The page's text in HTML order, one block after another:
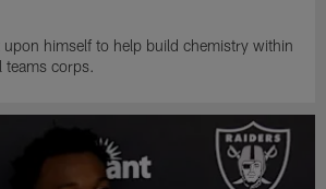
upon himself to help build chemistry within
teams corps.